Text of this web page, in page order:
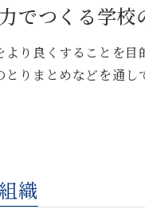
でつくる学校
より良くすることを
とりまとめなどを通
織